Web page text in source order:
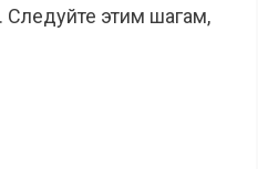
Следуйте этим шагам,